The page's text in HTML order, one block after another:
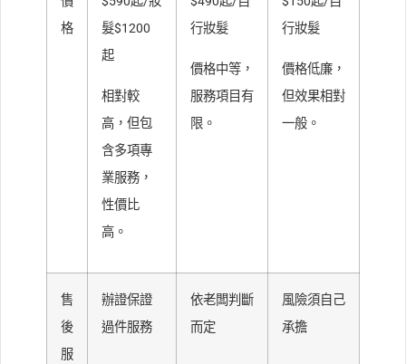
格
髮$1200
起
相對較
高，但包
含多項專
業服務，
性價比
高。
行妝髮
價格中等，
服務項目有
限。
行妝髮
價格低廉，
但效果相對
一般。
售
後
服
辦證保證
過件服務
依老闆判斷
而定
風險須自己
承擔